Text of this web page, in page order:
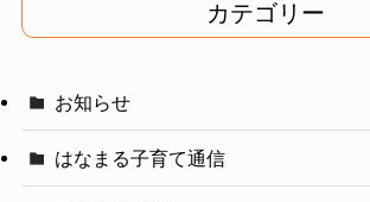
ブ
カテゴリー
お知らせ
はなまる子育て通信